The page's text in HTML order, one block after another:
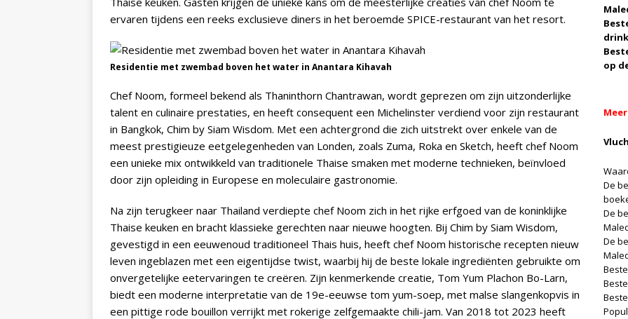
ervaren tijdens een reeks exclusieve diners in het beroemde SPICE-restaurant van het resort.
Residentie met zwembad boven het water in Anantara Kihavah
Chef Noom, formeel bekend als Thaninthorn Chantrawan, wordt geprezen om zijn uitzonderlijke
talent en culinaire prestaties, en heeft consequent een Michelinster verdiend voor zijn restaurant
in Bangkok, Chim by Siam Wisdom. Met een achtergrond die zich uitstrekt over enkele van de
meest prestigieuze eetgelegenheden van Londen, zoals Zuma, Roka en Sketch, heeft chef Noom
een unieke mix ontwikkeld van traditionele Thaise smaken met moderne technieken, beïnvloed
door zijn opleiding in Europese en moleculaire gastronomie.
Na zijn terugkeer naar Thailand verdiepte chef Noom zich in het rijke erfgoed van de koninklijke
Thaise keuken en bracht klassieke gerechten naar nieuwe hoogten. Bij Chim by Siam Wisdom,
gevestigd in een eeuwenoud traditioneel Thais huis, heeft chef Noom historische recepten nieuw
leven ingeblazen met een eigentijdse twist, waarbij hij de beste lokale ingrediënten gebruikte om
onvergetelijke eetervaringen te creëren. Zijn kenmerkende creatie, Tom Yum Plachon Bo-Larn,
biedt een moderne interpretatie van de 19e-eeuwse tom yum-soep, met malse slangenkopvis in
een pittige rode bouillon verrijkt met rokerige zelfgemaakte chili-jam. Van 2018 tot 2023 heeft
op
De
De
De